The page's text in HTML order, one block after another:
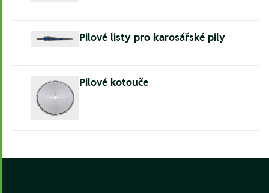
Pilové listy pro karosářské pily
Pilové kotouče
Footer